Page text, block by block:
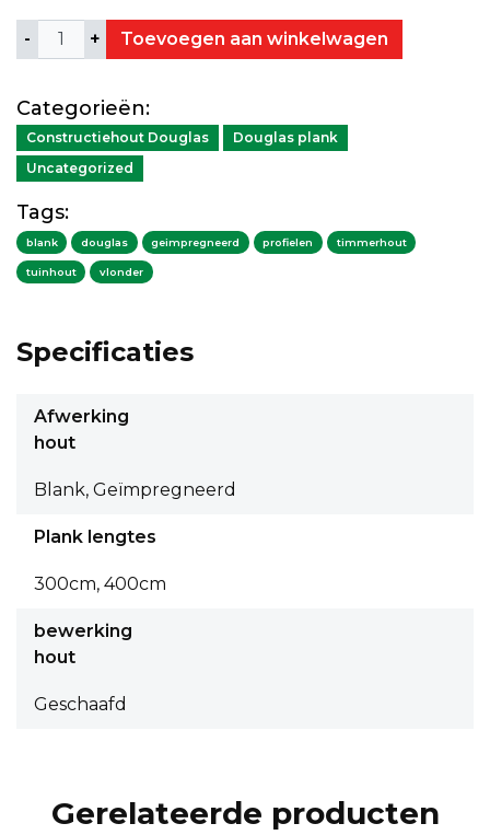
Aantal Toevoegen aan winkelwagen
Categorieën:
Constructiehout Douglas
Douglas plank
Uncategorized
Tags:
blank douglas geimpregneerd profielen timmerhout
tuinhout vlonder
Specificaties
Afwerking
hout
Blank, Geïmpregneerd
Plank lengtes
300cm, 400cm
bewerking
hout
Geschaafd
Gerelateerde producten